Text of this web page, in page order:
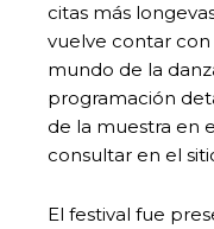
citas más
vuelve contar
mundo de la
programación
de la muestra en
consultar en el
El festival fue